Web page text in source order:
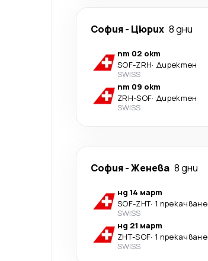
София- Цюрих 8 дни
пт 02 окт
SOF-ZRH· Директен
SWISS
пт 09 окт
ZRH-SOF· Директен
SWISS
София-Женева 8 дни
нд 14 март
SOF-ZHT· 1 прекачване
SWISS
нд 21 март
ZHT-SOF· 1 прекачване
SWISS